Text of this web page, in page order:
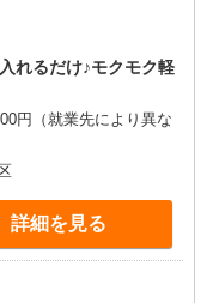
れるだけ♪モクモク軽
円（就業先により異な
詳細を見る